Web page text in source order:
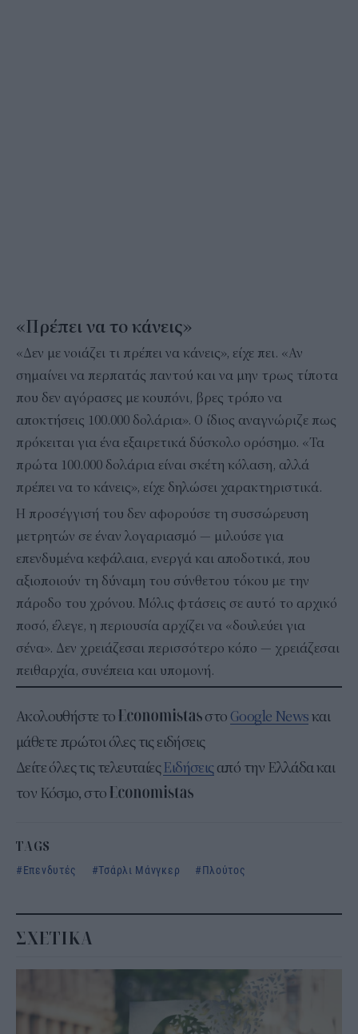
«Πρέπει να το κάνεις»
«Δεν με νοιάζει τι πρέπει να κάνεις», είχε πει. «Αν
σημαίνει να περπατάς παντού και να μην τρως τίποτα
που δεν αγόρασες με κουπόνι, βρες τρόπο να
αποκτήσεις 100.000 δολάρια». Ο ίδιος αναγνώριζε πως
πρόκειται για ένα εξαιρετικά δύσκολο ορόσημο. «Τα
πρώτα 100.000 δολάρια είναι σκέτη κόλαση, αλλά
πρέπει να το κάνεις», είχε δηλώσει χαρακτηριστικά.
Η προσέγγισή του δεν αφορούσε τη συσσώρευση
μετρητών σε έναν λογαριασμό — μιλούσε για
επενδυμένα κεφάλαια, ενεργά και αποδοτικά, που
αξιοποιούν τη δύναμη του σύνθετου τόκου με την
πάροδο του χρόνου. Μόλις φτάσεις σε αυτό το αρχικό
ποσό, έλεγε, η περιουσία αρχίζει να «δουλεύει για
σένα». Δεν χρειάζεσαι περισσότερο κόπο — χρειάζεσαι
πειθαρχία, συνέπεια και υπομονή.
Ακολουθήστε το στο Google Newsκαι
μάθετε πρώτοι όλες τις ειδήσεις
Δείτε όλες τις τελευταίεςΕιδήσειςαπό την Ελλάδα και
τον Κόσμο, στο
TAGS
Επενδυτές
Τσάρλι Μάνγκερ Πλούτος
ΣΧΕΤΙΚΑ